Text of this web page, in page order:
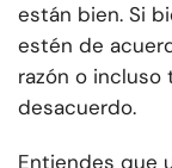
están bien. Si
estén de
razón o
desacuerdo.
Entiendes que